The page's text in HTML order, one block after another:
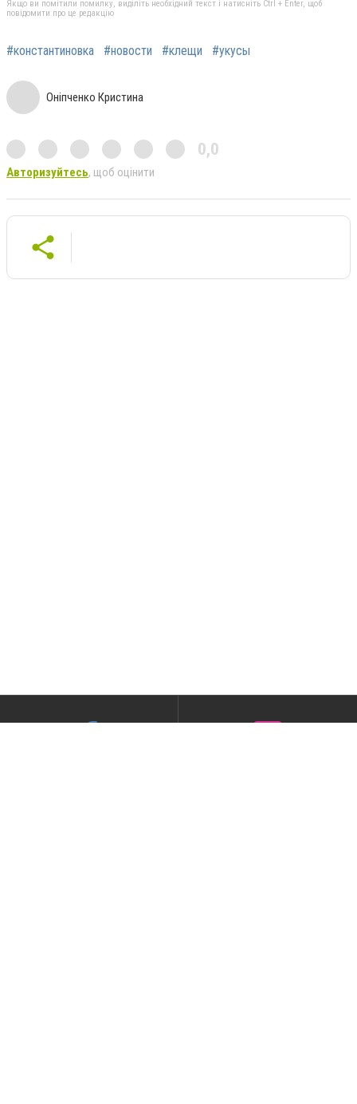
Якщо ви помітили помилку, виділіть необхідний текст і натисніть Ctrl + Enter, щоб
повідомити про це редакцію
#константиновка #новости #клещи #укусы
Оніпченко Кристина
0,0
Авторизуйтесь, щоб оцінити